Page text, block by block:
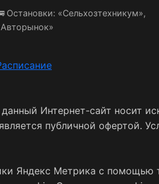
Остановки: «Сельхозтехникум»,
Интернет-сайт носит
публичной офертой.
Яндекс Метрика с